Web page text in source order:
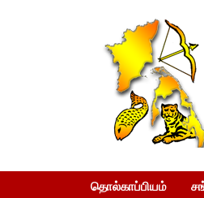
தொல்காப்பியம்